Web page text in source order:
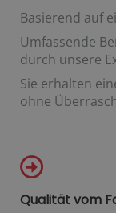
Basierend auf
Umfassende
durch unsere
Sie erhalten
ohne
Qualität vom